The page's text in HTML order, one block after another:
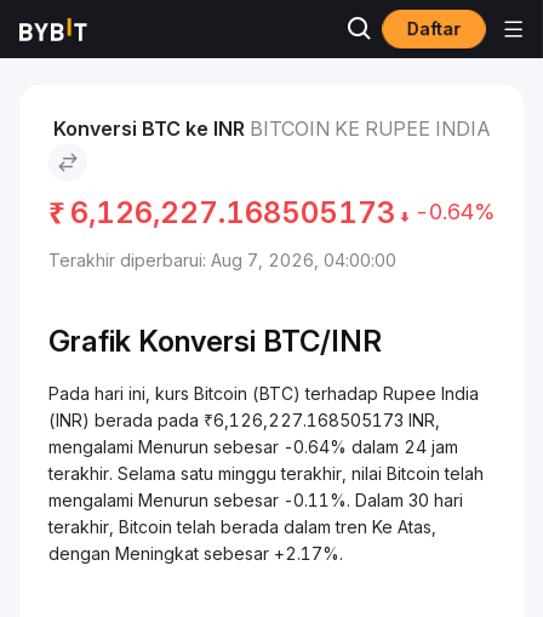
Daftar
Pasar Bitcoin to Rupee India
Konversi BTC ke INR BITCOIN KE RUPEE INDIA
₹ 6,126,227.168505173 -0.64%
Terakhir diperbarui: Aug 7, 2026, 04:00:00
Grafik Konversi BTC/INR
Pada hari ini, kurs Bitcoin (BTC) terhadap Rupee India
(INR) berada pada ₹6,126,227.168505173 INR,
mengalami Menurun sebesar -0.64% dalam 24 jam
terakhir. Selama satu minggu terakhir, nilai Bitcoin telah
mengalami Menurun sebesar -0.11%. Dalam 30 hari
terakhir, Bitcoin telah berada dalam tren Ke Atas,
dengan Meningkat sebesar +2.17%.